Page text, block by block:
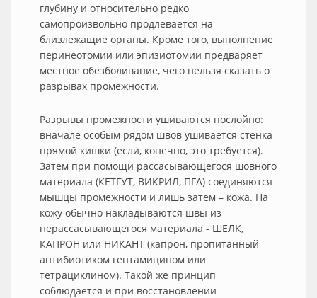
глубину и относительно редко
самопроизвольно продлевается на
близлежащие органы. Кроме того, выполнение
перинеотомии или эпизиотомии предваряет
местное обезболивание, чего нельзя сказать о
разрывах промежности.
Разрывы промежности ушиваются послойно:
вначале особым рядом швов ушивается стенка
прямой кишки (если, конечно, это требуется).
Затем при помощи рассасывающегося шовного
материала (КЕТГУТ, ВИКРИЛ, ПГА) соединяются
мышцы промежности и лишь затем – кожа. На
кожу обычно накладываются швы из
нерассасывающегося материала - ШЕЛК,
КАПРОН или НИКАНТ (капрон, пропитанный
антибиотиком гентамицином или
тетрациклином). Такой же принцип
соблюдается и при восстановлении